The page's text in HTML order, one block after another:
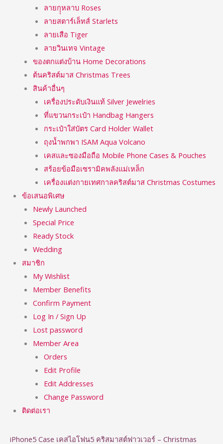
ลายกุุหลาบ Roses
ลายสตาร์เล็ทส์ Starlets
ลายเสือ Tiger
ลายวินเทจ Vintage
ของตกแต่งบ้าน Home Decorations
ต้นคริสต์มาส Christmas Trees
สินค้าอื่นๆ
เครื่องประดับเงินแท้ Silver Jewelries
ที่แขวนกระเป๋า Handbag Hangers
กระเป๋าใส่บัตร Card Holder Wallet
ถุงน้ำพกพา ISAM Aqua Volcano
เคสและซองมือถือ Mobile Phone Cases & Pouches
สร้อยข้อมือเซรามิคพลังแม่เหล็ก
เครื่องแต่งกายเทศกาลคริสต์มาส Christmas Costumes
ข้อเสนอพิเศษ
Newly Launched
Special Price
Ready Stock
Wedding
สมาชิก
My Wishlist
Member Benefits
Confirm Payment
Log In / Sign Up
Lost password
Member Area
Orders
Edit Profile
Edit Addresses
Change Password
ติดต่อเรา
iPhone5 Case เคสไอโฟน5 คริสมาสต์ฟาวเวอร์ – Christmas